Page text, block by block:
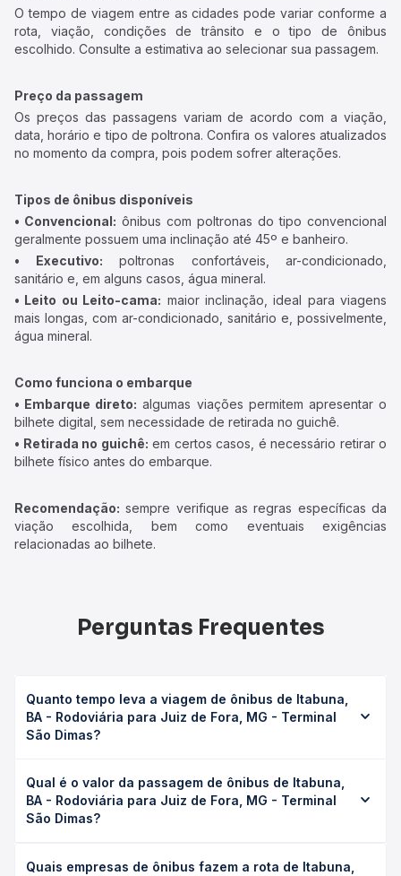
O tempo de viagem entre as cidades pode variar conforme a
rota, viação, condições de trânsito e o tipo de ônibus
escolhido. Consulte a estimativa ao selecionar sua passagem.
Preço da passagem
Os preços das passagens variam de acordo com a viação,
data, horário e tipo de poltrona. Confira os valores atualizados
no momento da compra, pois podem sofrer alterações.
Tipos de ônibus disponíveis
• Convencional: ônibus com poltronas do tipo convencional
geralmente possuem uma inclinação até 45º e banheiro.
• Executivo: poltronas confortáveis, ar-condicionado,
sanitário e, em alguns casos, água mineral.
• Leito ou Leito-cama: maior inclinação, ideal para viagens
mais longas, com ar-condicionado, sanitário e, possivelmente,
água mineral.
Como funciona o embarque
• Embarque direto: algumas viações permitem apresentar o
bilhete digital, sem necessidade de retirada no guichê.
• Retirada no guichê: em certos casos, é necessário retirar o
bilhete físico antes do embarque.
Recomendação: sempre verifique as regras específicas da
viação escolhida, bem como eventuais exigências
relacionadas ao bilhete.
Perguntas Frequentes
Quanto tempo leva a viagem de ônibus de Itabuna,
BA - Rodoviária para Juiz de Fora, MG - Terminal
São Dimas?
de Fora, MG - Terminal São Dimas leva em média 23h
50min, podendo variar conforme a viação, o tipo de
serviço (convencional, executivo ou leito) e as condições
Qual é o valor da passagem de ônibus de Itabuna,
BA - Rodoviária para Juiz de Fora, MG - Terminal
São Dimas?
Rodoviária para Juiz de Fora, MG - Terminal São Dimas
Quais empresas de ônibus fazem a rota de Itabuna,